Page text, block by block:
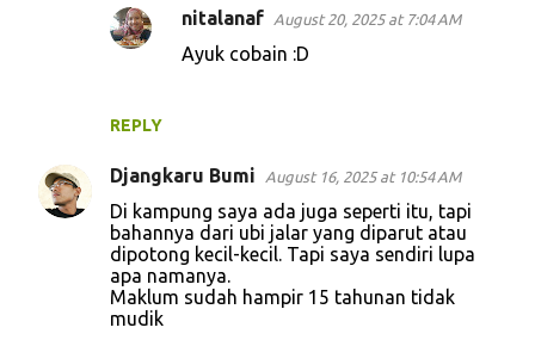
REPLY
nitalanaf August 20, 2025 at 7:04 AM
Ayuk cobain :D
Djangkaru Bumi August 16, 2025 at 10:54 AM
Di kampung saya ada juga seperti itu, tapi
bahannya dari ubi jalar yang diparut atau
dipotong kecil-kecil. Tapi saya sendiri lupa
apa namanya.
Maklum sudah hampir 15 tahunan tidak
mudik